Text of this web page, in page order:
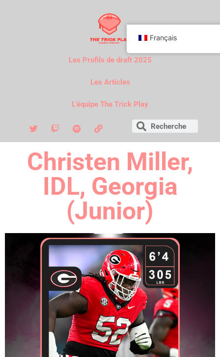
Les Profils de draft 2025
Les Articles
L'équipe The Trick Play
Christen Miller,
IDL, Georgia
(Junior)
Français